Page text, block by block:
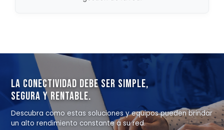
LA CONECTIVIDAD DEBE SER SIMPLE,
SEGURA Y RENTABLE.
Descubra como estas soluciones y equipos pueden brindar
un alto rendimiento constante a su red.